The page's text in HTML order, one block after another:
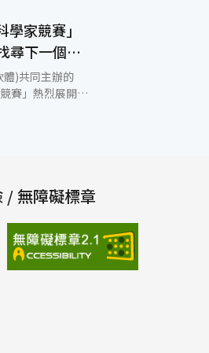
學家競賽」
尋下一個
星
體)共同主辦的
賽」熱烈展開，
域最重要的標籤
進行顧客行為預
型挑戰組」與
與演算法分析充
度、充滿熱忱的
實務的學習效
/ 無障礙標章